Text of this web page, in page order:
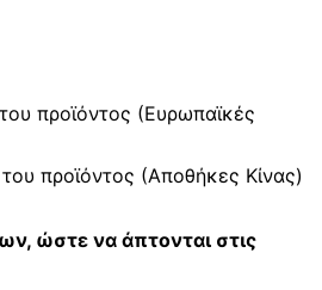
προϊόντος (Ευρωπαϊκές
προϊόντος (Αποθήκες Κίνας)
ώστε να άπτονται στις